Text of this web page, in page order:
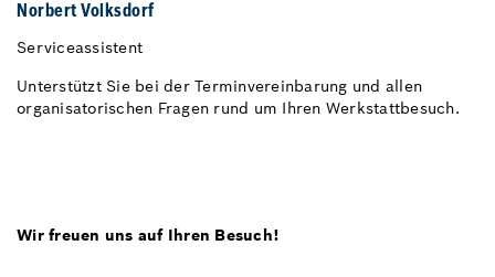
Norbert Volksdorf
Serviceassistent
Unterstützt Sie bei der Terminvereinbarung und allen
organisatorischen Fragen rund um Ihren Werkstattbesuch.
Wir freuen uns auf Ihren Besuch!